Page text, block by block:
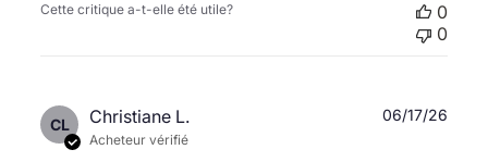
Cette critique a-t-elle été utile?
0
0
CL Christiane L.
Acheteur vérifié
06/17/26